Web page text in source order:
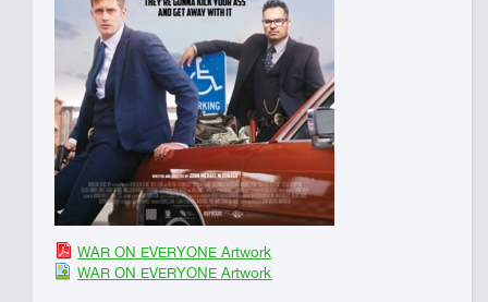
WAR ON EVERYONE Artwork
WAR ON EVERYONE Artwork